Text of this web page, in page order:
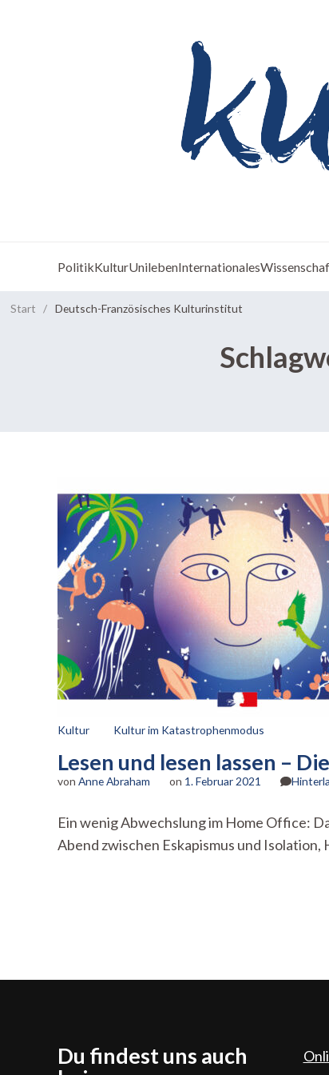
PolitikKulturUnilebenInternationales
Start / Deutsch-Französisches Kulturinstitut
Kultur Kultur im Katastrophenmodus
Lesen und lesen lassen –
von Anne Abraham on 1. Februar 2021
Ein wenig Abwechslung im Home Office:
Abend zwischen Eskapismus und
Du findest uns auch